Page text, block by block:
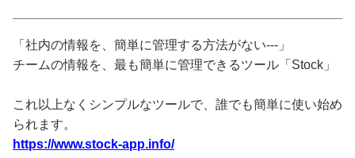
「社内の情報を、簡単に管理する方法がない---」
チームの情報を、最も簡単に管理できるツール「Stock」
これ以上なくシンプルなツールで、誰でも簡単に使い始め
られます。
https://www.stock-app.info/